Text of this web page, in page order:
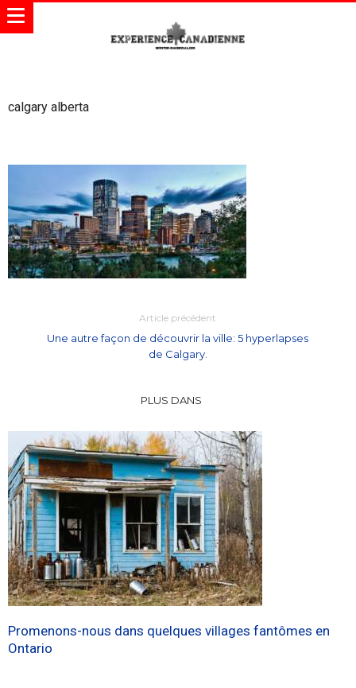
calgary alberta
Article précédent
Une autre façon de découvrir la ville: 5 hyperlapses
de Calgary.
PLUS DANS
Promenons-nous dans quelques villages fantômes en
Ontario